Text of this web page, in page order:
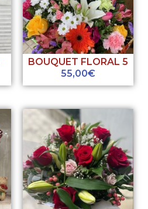
BOUQUET FLORAL 5
55,00€